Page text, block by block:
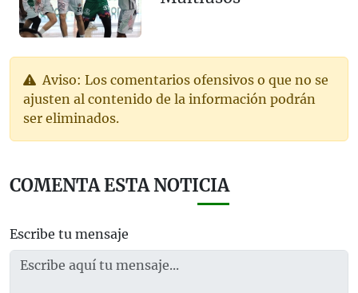
Aviso: Los comentarios ofensivos o que no se
ajusten al contenido de la información podrán
ser eliminados.
COMENTA ESTA NOTICIA
Escribe tu mensaje